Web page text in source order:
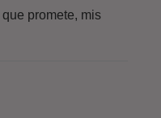
promete, mis